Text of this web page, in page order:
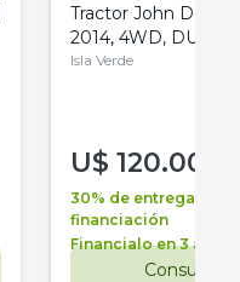
Tractor John Deere
2014, 4WD, DUAL
Isla Verde
U$ 120.000
30% de entrega +
financiación
Financialo en 3 años
Consultar